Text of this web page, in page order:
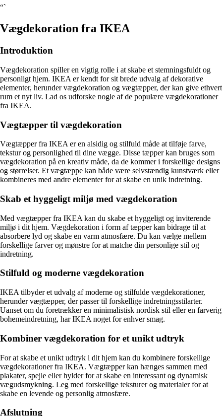
“`
Vægdekoration fra IKEA
Introduktion
Vægdekoration spiller en vigtig rolle i at skabe et stemningsfuldt og
personligt hjem. IKEA er kendt for sit brede udvalg af dekorative
elementer, herunder vægdekoration og vægtæpper, der kan give ethvert
rum et nyt liv. Lad os udforske nogle af de populære vægdekorationer
fra IKEA.
Vægtæpper til vægdekoration
Vægtæpper fra IKEA er en alsidig og stilfuld måde at tilføje farve,
tekstur og personlighed til dine vægge. Disse tæpper kan bruges som
vægdekoration på en kreativ måde, da de kommer i forskellige designs
og størrelser. Et vægtæppe kan både være selvstændig kunstværk eller
kombineres med andre elementer for at skabe en unik indretning.
Skab et hyggeligt miljø med vægdekoration
Med vægtæpper fra IKEA kan du skabe et hyggeligt og inviterende
miljø i dit hjem. Vægdekoration i form af tæpper kan bidrage til at
absorbere lyd og skabe en varm atmosfære. Du kan vælge mellem
forskellige farver og mønstre for at matche din personlige stil og
indretning.
Stilfuld og moderne vægdekoration
IKEA tilbyder et udvalg af moderne og stilfulde vægdekorationer,
herunder vægtæpper, der passer til forskellige indretningsstilarter.
Uanset om du foretrækker en minimalistisk nordisk stil eller en farverig
bohemeindretning, har IKEA noget for enhver smag.
Kombiner vægdekoration for et unikt udtryk
For at skabe et unikt udtryk i dit hjem kan du kombinere forskellige
vægdekorationer fra IKEA. Vægtæpper kan hænges sammen med
plakater, spejle eller hylder for at skabe en interessant og dynamisk
vægudsmykning. Leg med forskellige teksturer og materialer for at
skabe en levende og personlig atmosfære.
Afslutning